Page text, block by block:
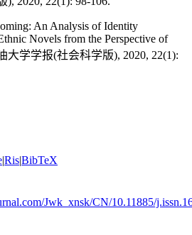
An Analysis of Identity
Novels from the Perspective of
大学学报(社会科学版), 2020, 22(1):
|Ris|BibTeX
Jwk_xnsk/CN/10.11885/